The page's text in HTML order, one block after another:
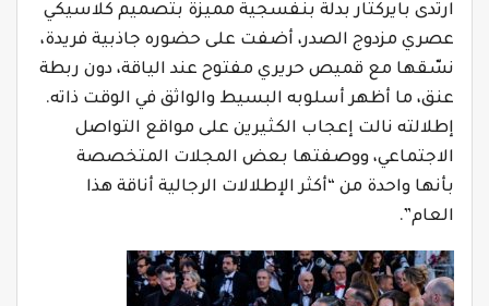
ارتدى بايركتار بدلة بنفسجية مميزة بتصميم كلاسيكي
عصري مزدوج الصدر، أضفت على حضوره جاذبية فريدة،
نسّقها مع قميص حريري مفتوح عند الياقة، دون ربطة
عنق، ما أظهر أسلوبه البسيط والواثق في الوقت ذاته.
إطلالته نالت إعجاب الكثيرين على مواقع التواصل
الاجتماعي، ووصفتها بعض المجلات المتخصصة
بأنها واحدة من “أكثر الإطلالات الرجالية أناقة هذا
العام”.